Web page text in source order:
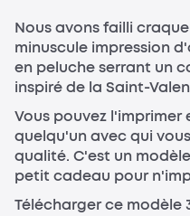
Nous avons failli
minuscule impression
en peluche serrant un
inspiré de la Saint-
Vous pouvez
quelqu'un avec qui
qualité. C'est un
petit cadeau pour
Télécharger ce modèle